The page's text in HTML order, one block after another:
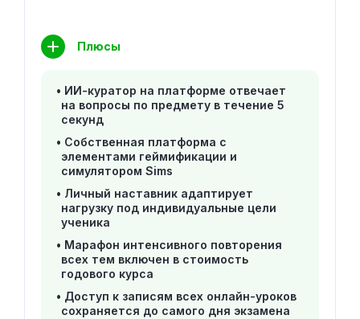
Плюсы
ИИ-куратор на платформе отвечает
на вопросы по предмету в течение 5
секунд
Собственная платформа с
элементами геймификации и
симулятором Sims
Личный наставник адаптирует
нагрузку под индивидуальные цели
ученика
Марафон интенсивного повторения
всех тем включен в стоимость
годового курса
Доступ к записям всех онлайн-уроков
сохраняется до самого дня экзамена